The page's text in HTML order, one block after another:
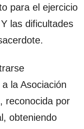
para el ejercicio
las dificultades
la Asociación
reconocida por
obteniendo